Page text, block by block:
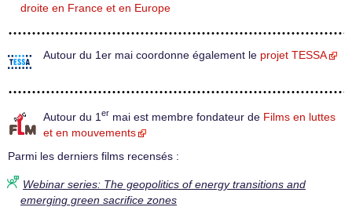
droite en France et en Europe
Autour du 1er mai coordonne également le projet TESSA
Autour du 1 er mai est membre fondateur de Films en luttes
et en mouvements
Parmi les derniers films recensés :
Webinar series: The geopolitics of energy transitions and
emerging green sacrifice zones